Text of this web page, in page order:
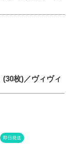
枚)／ヴィヴィ
即日発送